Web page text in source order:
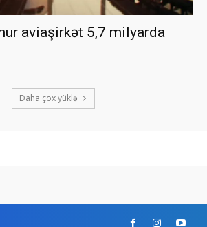
aviaşirkət 5,7 milyarda
Daha çox yüklə